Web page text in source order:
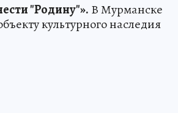
"Родину"». В Мурманске
культурного наследия